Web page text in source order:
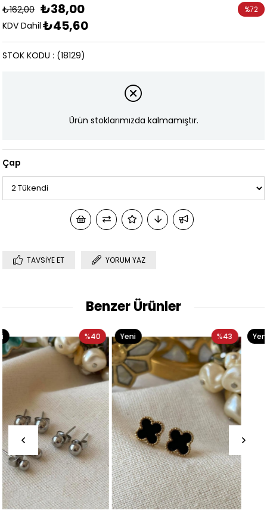
₺162,00 ₺38,00
KDV Dahil ₺45,60
%72
(18129)
STOK KODU
Ürün stoklarımızda kalmamıştır.
Çap
TAVSIYE ET YORUM YAZ
Benzer Ürünler
%43
Yeni
Ürün
Yeni
Ürün